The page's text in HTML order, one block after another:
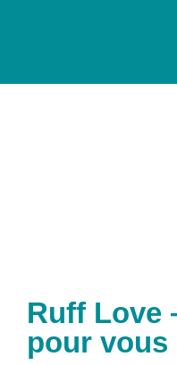
Ruff Love
pour vous